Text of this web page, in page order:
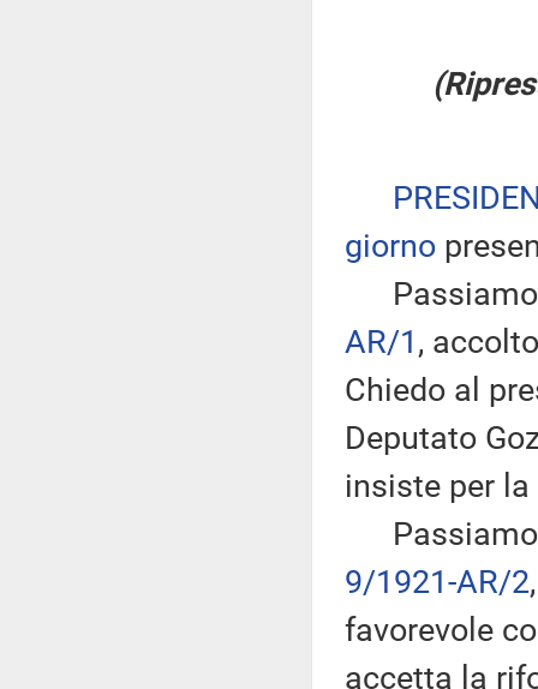
giorno
Passiamo
AR/1,
Chiedo al
Deputato
insiste per
Passiamo
9/1921-AR/2
favorevole
accetta la